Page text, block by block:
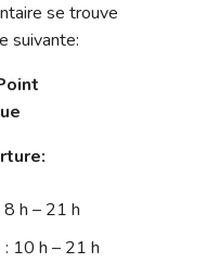
se trouve
suivante:
8 h – 21 h
: 10 h – 21 h